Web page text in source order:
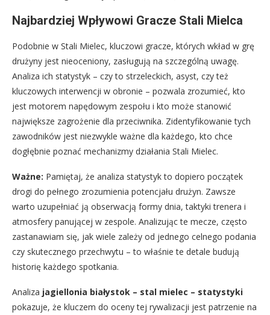
Najbardziej Wpływowi Gracze Stali Mielca
Podobnie w Stali Mielec, kluczowi gracze, których wkład w grę
drużyny jest nieoceniony, zasługują na szczególną uwagę.
Analiza ich statystyk – czy to strzeleckich, asyst, czy też
kluczowych interwencji w obronie – pozwala zrozumieć, kto
jest motorem napędowym zespołu i kto może stanowić
największe zagrożenie dla przeciwnika. Zidentyfikowanie tych
zawodników jest niezwykle ważne dla każdego, kto chce
dogłębnie poznać mechanizmy działania Stali Mielec.
Ważne: Pamiętaj, że analiza statystyk to dopiero początek
drogi do pełnego zrozumienia potencjału drużyn. Zawsze
warto uzupełniać ją obserwacją formy dnia, taktyki trenera i
atmosfery panującej w zespole. Analizując te mecze, często
zastanawiam się, jak wiele zależy od jednego celnego podania
czy skutecznego przechwytu – to właśnie te detale budują
historię każdego spotkania.
Analiza jagiellonia białystok – stal mielec – statystyki
pokazuje, że kluczem do oceny tej rywalizacji jest patrzenie na